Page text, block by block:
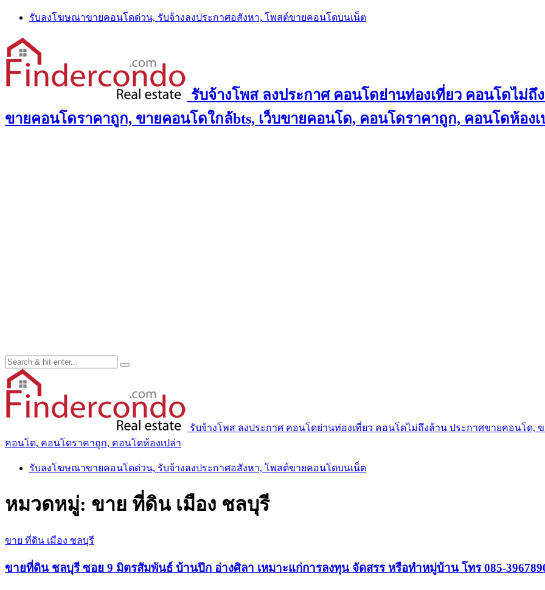
Skip
content
รับลงโฆษณาขายคอนโดด่วน, รับจ้างลงประกาศอสังหา, โพสต์ขายคอนโดบนเน็ต
รับจ้างโพส ลงประกาศ คอนโดย่านท่องเที่ยว คอนโดไม่
ขายคอนโดราคาถูก, ขายคอนโดใกล้bts, เว็บขายคอนโด, คอนโดราคาถูก, คอนโดห้องเ
รับจ้างโพส ลงประกาศ คอนโดย่านท่องเที่ยว คอนโดไม่ถึงล้าน ประกาศขายคอนโด,
คอนโด, คอนโดราคาถูก, คอนโดห้องเปล่า
รับลงโฆษณาขายคอนโดด่วน, รับจ้างลงประกาศอสังหา, โพสต์ขายคอนโดบนเน็ต
หมวดหมู่: ขาย ที่ดิน เมือง ชลบุรี
ขาย ที่ดิน เมือง ชลบุรี
ขายที่ดิน ชลบุรี ซอย 9 มิตรสัมพันธ์ บ้านปึก อ่างศิลา เหมาะแก่การลงทุน จัดสรร หรือทำหมู่บ้าน โทร 085-